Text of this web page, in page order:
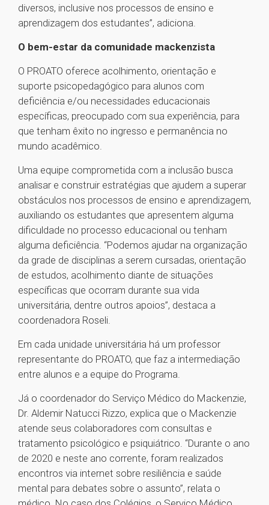
diversos, inclusive nos processos de ensino e
aprendizagem dos estudantes”, adiciona.
O bem-estar da comunidade mackenzista
O PROATO oferece acolhimento, orientação e
suporte psicopedagógico para alunos com
deficiência e/ou necessidades educacionais
específicas, preocupado com sua experiência, para
que tenham êxito no ingresso e permanência no
mundo acadêmico.
Uma equipe comprometida com a inclusão busca
analisar e construir estratégias que ajudem a superar
obstáculos nos processos de ensino e aprendizagem,
auxiliando os estudantes que apresentem alguma
dificuldade no processo educacional ou tenham
alguma deficiência. “Podemos ajudar na organização
da grade de disciplinas a serem cursadas, orientação
de estudos, acolhimento diante de situações
específicas que ocorram durante sua vida
universitária, dentre outros apoios”, destaca a
coordenadora Roseli.
Em cada unidade universitária há um professor
representante do PROATO, que faz a intermediação
entre alunos e a equipe do Programa.
Já o coordenador do Serviço Médico do Mackenzie,
Dr. Aldemir Natucci Rizzo, explica que o Mackenzie
atende seus colaboradores com consultas e
tratamento psicológico e psiquiátrico. “Durante o ano
de 2020 e neste ano corrente, foram realizados
encontros via internet sobre resiliência e saúde
mental para debates sobre o assunto”, relata o